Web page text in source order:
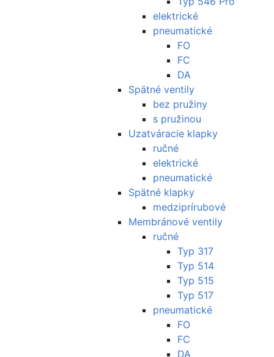
elektrické
pneumatické
FO
FC
DA
Spätné ventily
bez pružiny
s pružinou
Uzatváracie klapky
ručné
elektrické
pneumatické
Spätné klapky
medziprírubové
Membránové ventily
ručné
Typ 317
Typ 514
Typ 515
Typ 517
pneumatické
FO
FC
DA